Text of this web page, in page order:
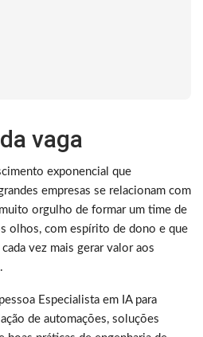
vaga
exponencial que
empresas se relacionam com
orgulho de formar um time de
olhos, com espírito de dono e que
vez mais gerar valor aos
Especialista em IA para
de automações, soluções